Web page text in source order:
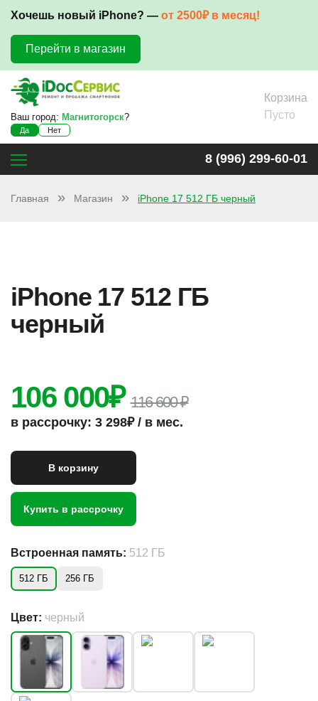
Хочешь новый iPhone? — от 2500₽ в месяц!
Перейти в магазин
Ваш город: Магнитогорск?
Да Нет
Корзина
Пусто
8 (996) 299-60-01
Главная Магазин iPhone 17 512 ГБ черный
iPhone 17 512 ГБ
черный
106 000₽ 116 600 ₽
в рассрочку: 3 298₽ / в мес.
В корзину
Купить в рассрочку
Встроенная память: 512 ГБ
512 ГБ 256 ГБ
Цвет: черный